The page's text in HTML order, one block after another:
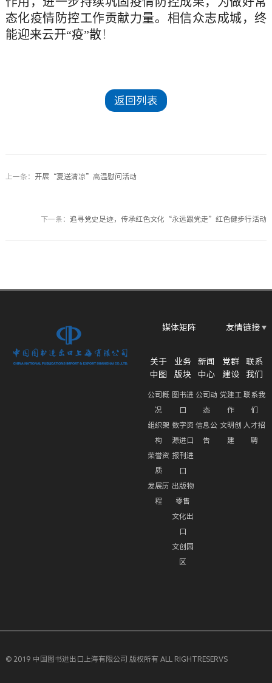
态化疫情防控工作贡献力量。相信众志成城，终
能迎来云开“疫”散！
返回列表
上一条： 开展“夏送清凉”高温慰问活动
下一条：追寻党史足迹，传承红色文化“永远跟党走”红色健步行活动
友情链接
媒体矩阵
关于
中图
公司概
况
组织架
构
荣誉资
质
发展历
程
业务
版块
图书进
口
数字资
源进口
报刊进
口
出版物
零售
文化出
口
文创园
区
新闻
中心
公司动
态
信息公
告
党群
建设
党建工
作
文明创
建
联系
我们
联系我
们
人才招
聘
© 2019 中国图书进出口上海有限公司 版权所有 ALL RIGHTRESERVS